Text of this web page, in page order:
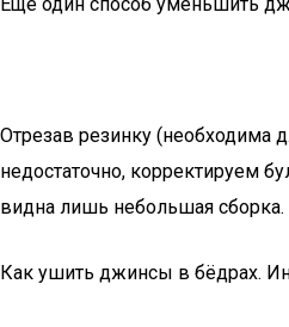
Отрезав резинку (необходима
недостаточно, корректируем
видна лишь небольшая сборка.
Как ушить джинсы в бёдрах.